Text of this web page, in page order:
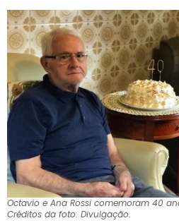
Octavio e Ana Rossi comemoram 40
Créditos da foto: Divulgação.